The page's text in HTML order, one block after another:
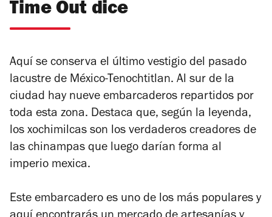
Time Out dice
Aquí se conserva el último vestigio del pasado
lacustre de México-Tenochtitlan. Al sur de la
ciudad hay nueve embarcaderos repartidos por
toda esta zona. Destaca que, según la leyenda,
los xochimilcas son los verdaderos creadores de
las chinampas que luego darían forma al
imperio mexica.
Este embarcadero es uno de los más populares y